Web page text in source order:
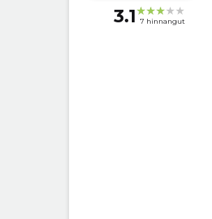
3.1 7 hinnangut